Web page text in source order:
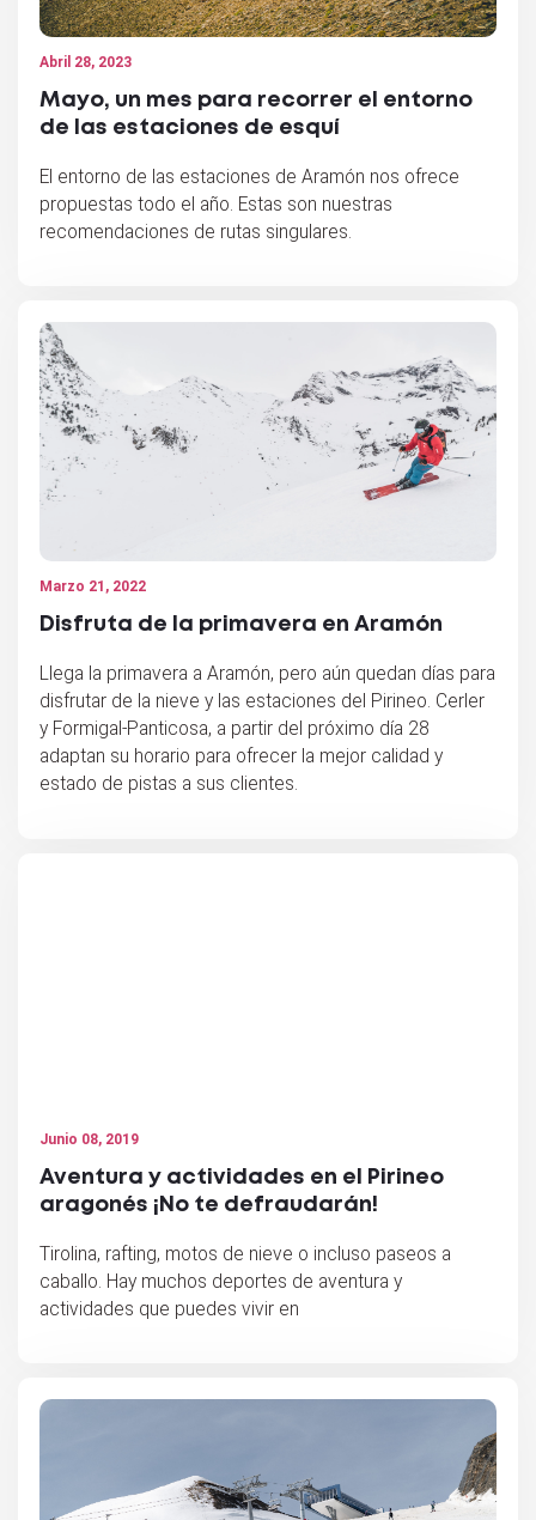
Abril 28, 2023
Mayo, un mes para recorrer el entorno
de las estaciones de esquí
El entorno de las estaciones de Aramón nos ofrece
propuestas todo el año. Estas son nuestras
recomendaciones de rutas singulares.
Marzo 21, 2022
Disfruta de la primavera en Aramón
Llega la primavera a Aramón, pero aún quedan días para
disfrutar de la nieve y las estaciones del Pirineo. Cerler
y Formigal-Panticosa, a partir del próximo día 28
adaptan su horario para ofrecer la mejor calidad y
estado de pistas a sus clientes.
Junio 08, 2019
Aventura y actividades en el Pirineo
aragonés ¡No te defraudarán!
Tirolina, rafting, motos de nieve o incluso paseos a
caballo. Hay muchos deportes de aventura y
actividades que puedes vivir en